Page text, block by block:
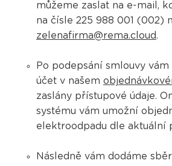
můžeme zaslat na e-mail,
na čísle 225 988 001 (002)
zelenafirma@rema.cloud.
Po podepsání smlouvy
účet v našem
zaslány přístupové údaje.
systému vám umožní
elektroodpadu dle aktuální
Následně vám dodáme